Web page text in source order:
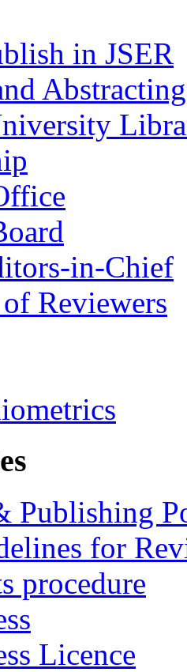
in JSER
Abstracting
in-Chief
Reviewers
Publishing
for
procedure
Licence